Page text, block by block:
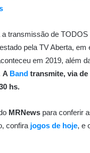
transmissão de TODOS
pela TV Aberta, em
em 2019, além
A Band transmite, via
hs.
MRNews para conferir
confira jogos de hoje, e